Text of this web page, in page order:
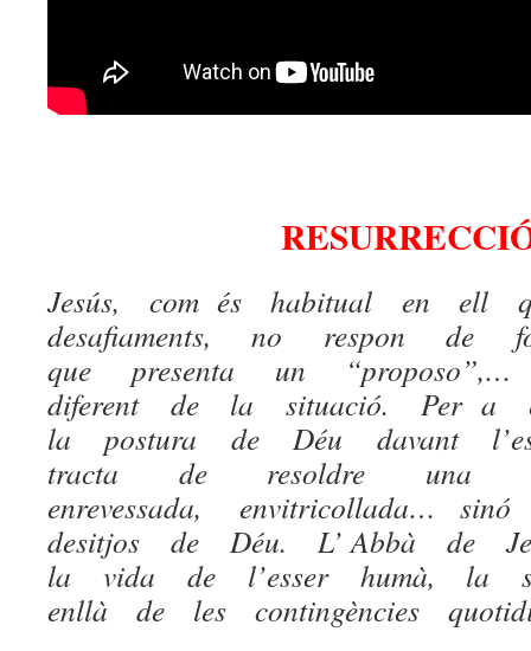
Jesús, com és habitual en ell
desafiaments, no respon de
que presenta un
diferent de la situació. Per
la postura de Déu davant
tracta de resoldre una
enrevessada, envitricollada…
desitjos de Déu. L’ Abbà de
la vida de l’esser humà, la
enllà de les contingències